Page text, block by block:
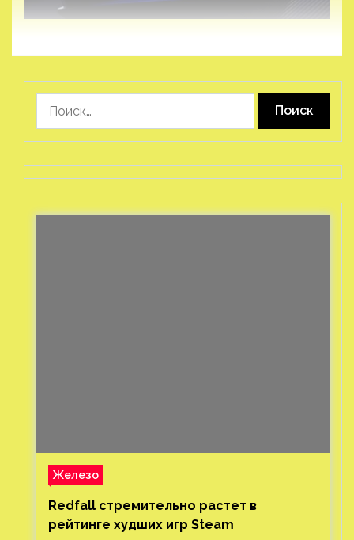
Железо
Redfall стремительно растет в
рейтинге худших игр Steam